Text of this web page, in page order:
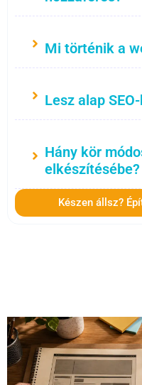
Mi történik a
Lesz alap
Hány kör
elkészítésébe?
Készen állsz?